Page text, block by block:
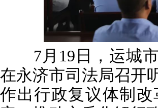
7月19日，运城市
在永济市司法局召开
作出行政复议体制